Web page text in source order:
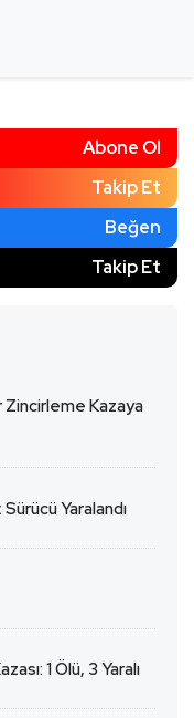
Abone Ol
Takip Et
Beğen
Takip Et
Zincirleme Kazaya
Yaralandı
1 Ölü, 3 Yaralı